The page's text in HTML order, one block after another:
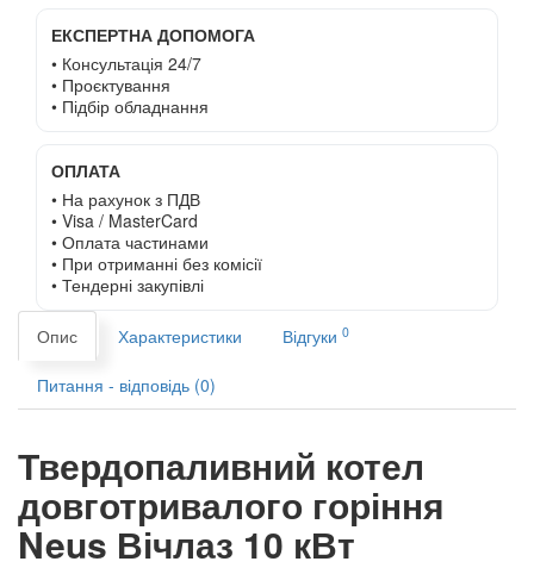
ЕКСПЕРТНА ДОПОМОГА
• Консультація 24/7
• Проєктування
• Підбір обладнання
ОПЛАТА
• На рахунок з ПДВ
• Visa / MasterCard
• Оплата частинами
• При отриманні без комісії
• Тендерні закупівлі
Опис Характеристики Відгуки 0
Питання - відповідь (0)
Твердопаливний котел
довготривалого горіння
Neus Вічлаз 10 кВт